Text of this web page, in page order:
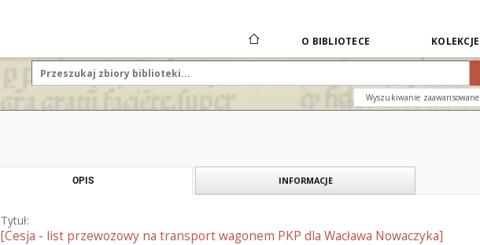
O BIBLIOTECE KOLEKCJE
Wyszukiwanie zaawansowane
OPIS INFORMACJE
Tytuł:
[Cesja - list przewozowy na transport wagonem PKP dla Wacława Nowaczyka]